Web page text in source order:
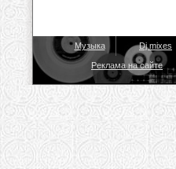
Музыка Dj mixes
Реклама на сайте